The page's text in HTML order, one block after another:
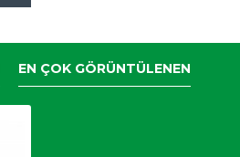
EN ÇOK GÖRÜNTÜLENEN